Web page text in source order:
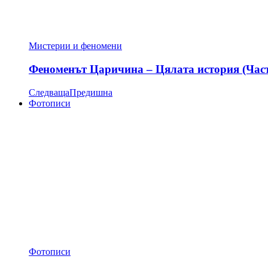
Мистерии и феномени
Феноменът Царичина – Цялата история
СледващаПредишна
Фотописи
Фотописи